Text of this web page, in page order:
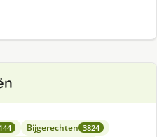
Bijgerechten 3824